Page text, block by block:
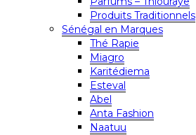
Produits Traditionnels
Sénégal en Marques
Thé Rapie
Miagro
Karitédiema
Esteval
Abel
Anta Fashion
Naatuu